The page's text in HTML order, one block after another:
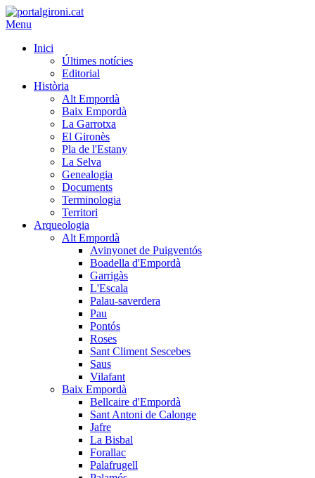
Menu
Inici
Últimes notícies
Editorial
Història
Alt Empordà
Baix Empordà
La Garrotxa
El Gironès
Pla de l'Estany
La Selva
Genealogia
Documents
Terminologia
Territori
Arqueologia
Alt Empordà
Avinyonet de Puigventós
Boadella d'Empordà
Garrigàs
L'Escala
Palau-saverdera
Pau
Pontós
Roses
Sant Climent Sescebes
Saus
Vilafant
Baix Empordà
Bellcaire d'Empordà
Sant Antoni de Calonge
Jafre
La Bisbal
Forallac
Palafrugell